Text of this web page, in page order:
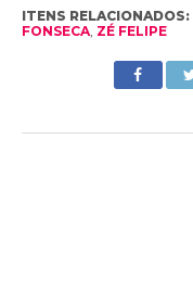
ITENS RELACIONADOS:
FONSECA, ZÉ FELIPE